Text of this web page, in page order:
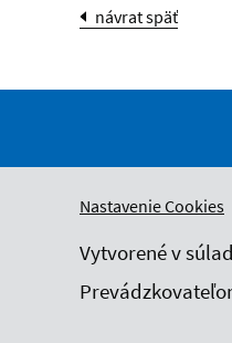
návrat späť
Nastavenie Cookies
Vytvorené v